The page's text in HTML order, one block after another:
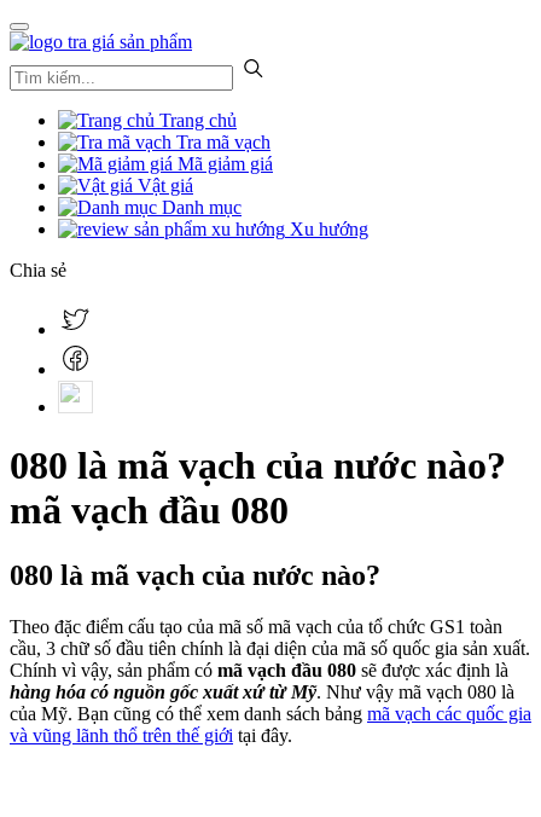
Trang chủ
Tra mã vạch
Mã giảm giá
Vật giá
Danh mục
Xu hướng
Chia sẻ
080 là mã vạch của nước nào?
mã vạch đầu 080
080 là mã vạch của nước nào?
Theo đặc điểm cấu tạo của mã số mã vạch của tổ chức GS1 toàn
cầu, 3 chữ số đầu tiên chính là đại diện của mã số quốc gia sản xuất.
Chính vì vậy, sản phẩm có mã vạch đầu 080 sẽ được xác định là
hàng hóa có nguồn gốc xuất xứ từ Mỹ. Như vậy mã vạch 080 là
của Mỹ. Bạn cũng có thể xem danh sách bảng mã vạch các quốc gia
và vũng lãnh thổ trên thế giới tại đây.